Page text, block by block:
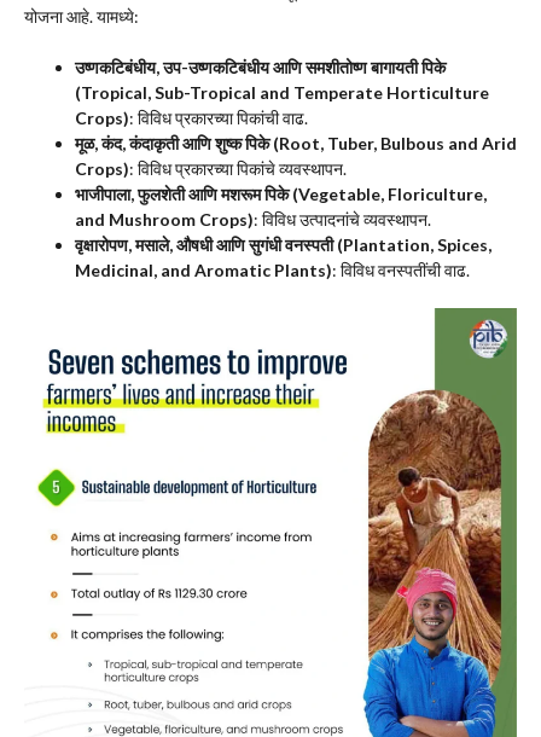
योजना आहे. यामध्ये:
उष्णकटिबंधीय, उप-उष्णकटिबंधीय आणि समशीतोष्ण बागायती पिके
(Tropical, Sub-Tropical and Temperate Horticulture
Crops): विविध प्रकारच्या पिकांची वाढ.
मूळ, कंद, कंदाकृती आणि शुष्क पिके (Root, Tuber, Bulbous and Arid
Crops): विविध प्रकारच्या पिकांचे व्यवस्थापन.
भाजीपाला, फुलशेती आणि मशरूम पिके (Vegetable, Floriculture,
and Mushroom Crops): विविध उत्पादनांचे व्यवस्थापन.
वृक्षारोपण, मसाले, औषधी आणि सुगंधी वनस्पती (Plantation, Spices,
Medicinal, and Aromatic Plants): विविध वनस्पतींची वाढ.